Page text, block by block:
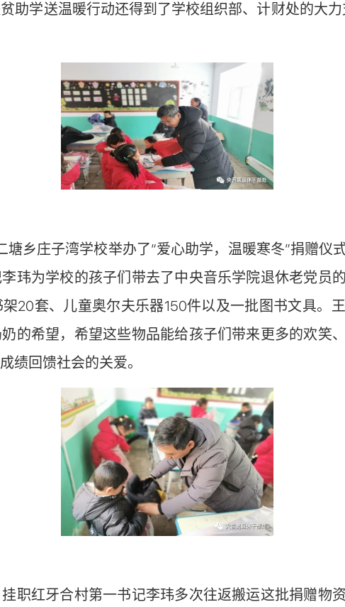
助学送温暖行动还得到了学校组织部、计财处的大
乡庄子湾学校举办了“爱心助学，温暖寒冬”捐赠仪
玮为学校的孩子们带去了中央音乐学院退休老党员
20套、儿童奥尔夫乐器150件以及一批图书文具。
的希望，希望这些物品能给孩子们带来更多的欢笑
绩回馈社会的关爱。
红牙合村第一书记李玮多次往返搬运这批捐赠物